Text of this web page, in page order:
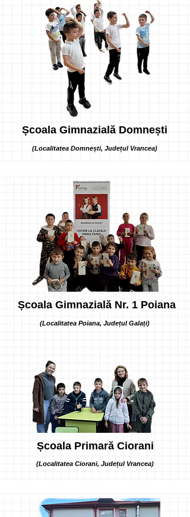
Școala Gimnazială Domnești
(Localitatea Domnești, Județul Vrancea)
Școala Gimnazială Nr. 1 Poiana
(Localitatea Poiana, Județul Galați)
Școala Primară Ciorani
(Localitatea Ciorani, Județul Vrancea)